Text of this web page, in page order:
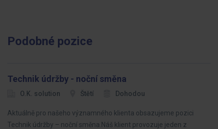
Podobné pozice
Technik údržby - noční směna
O.K. solution Štětí Dohodou
Aktuálně pro našeho významného klienta obsazujeme pozici
Technik údržby – noční směna.Náš klient provozuje jeden z